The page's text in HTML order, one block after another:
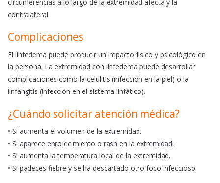
circunferencias a lo largo de la extremidad afecta y la
contralateral.
Complicaciones
El linfedema puede producir un impacto físico y psicológico en
la persona. La extremidad con linfedema puede desarrollar
complicaciones como la celulitis (infección en la piel) o la
linfangitis (infección en el sistema linfático).
¿Cuándo solicitar atención médica?
• Si aumenta el volumen de la extremidad.
• Si aparece enrojecimiento o rash en la extremidad.
• Si aumenta la temperatura local de la extremidad.
• Si padeces fiebre y se ha descartado otro foco infeccioso.